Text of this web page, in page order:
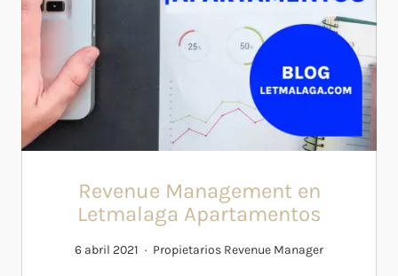
Revenue Management en
Letmalaga Apartamentos
6 abril 2021 Propietarios Revenue Manager